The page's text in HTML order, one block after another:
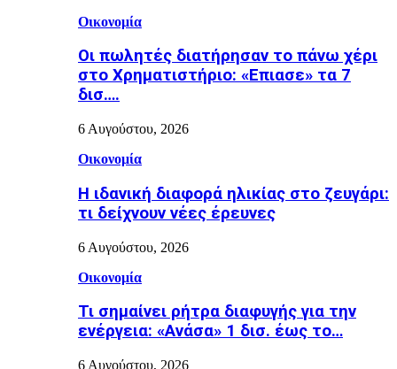
Οικονομία
Οι πωλητές διατήρησαν το πάνω χέρι
στο Χρηματιστήριο: «Επιασε» τα 7
δισ….
6 Αυγούστου, 2026
Οικονομία
Η ιδανική διαφορά ηλικίας στο ζευγάρι:
τι δείχνουν νέες έρευνες
6 Αυγούστου, 2026
Οικονομία
Τι σημαίνει ρήτρα διαφυγής για την
ενέργεια: «Ανάσα» 1 δισ. έως το…
6 Αυγούστου, 2026